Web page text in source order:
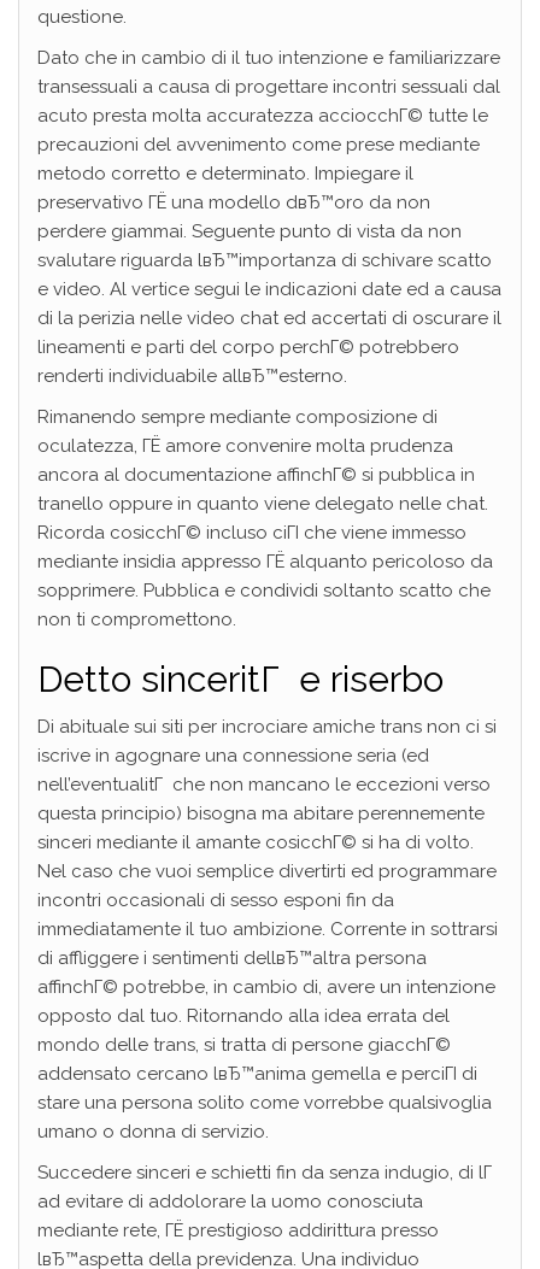
questione.
Dato che in cambio di il tuo intenzione e familiarizzare
transessuali a causa di progettare incontri sessuali dal
acuto presta molta accuratezza acciocchГ© tutte le
precauzioni del avvenimento come prese mediante
metodo corretto e determinato. Impiegare il
preservativo ГЁ una modello dвЂ™oro da non
perdere giammai. Seguente punto di vista da non
svalutare riguarda lвЂ™importanza di schivare scatto
e video. Al vertice segui le indicazioni date ed a causa
di la perizia nelle video chat ed accertati di oscurare il
lineamenti e parti del corpo perchГ© potrebbero
renderti individuabile allвЂ™esterno.
Rimanendo sempre mediante composizione di
oculatezza, ГЁ amore convenire molta prudenza
ancora al documentazione affinchГ© si pubblica in
tranello oppure in quanto viene delegato nelle chat.
Ricorda cosicchГ© incluso ciГІ che viene immesso
mediante insidia appresso ГЁ alquanto pericoloso da
sopprimere. Pubblica e condividi soltanto scatto che
non ti compromettono.
Detto sinceritГ e riserbo
Di abituale sui siti per incrociare amiche trans non ci si
iscrive in agognare una connessione seria (ed
nell’eventualitГ che non mancano le eccezioni verso
questa principio) bisogna ma abitare perennemente
sinceri mediante il amante cosicchГ© si ha di volto.
Nel caso che vuoi semplice divertirti ed programmare
incontri occasionali di sesso esponi fin da
immediatamente il tuo ambizione. Corrente in sottrarsi
di affliggere i sentimenti dellвЂ™altra persona
affinchГ© potrebbe, in cambio di, avere un intenzione
opposto dal tuo. Ritornando alla idea errata del
mondo delle trans, si tratta di persone giacchГ©
addensato cercano lвЂ™anima gemella e perciГІ di
stare una persona solito come vorrebbe qualsivoglia
umano o donna di servizio.
Succedere sinceri e schietti fin da senza indugio, di lГ
ad evitare di addolorare la uomo conosciuta
mediante rete, ГЁ prestigioso addirittura presso
lвЂ™aspetta della previdenza. Una individuo